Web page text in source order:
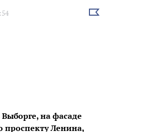
Выбрать
на фасаде
проспекту Ленина,